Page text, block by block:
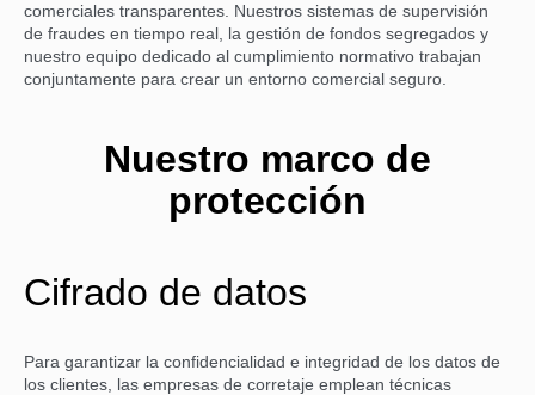
comerciales transparentes. Nuestros sistemas de supervisión
de fraudes en tiempo real, la gestión de fondos segregados y
nuestro equipo dedicado al cumplimiento normativo trabajan
conjuntamente para crear un entorno comercial seguro.
Nuestro marco de
protección
Cifrado de datos
Para garantizar la confidencialidad e integridad de los datos de
los clientes, las empresas de corretaje emplean técnicas